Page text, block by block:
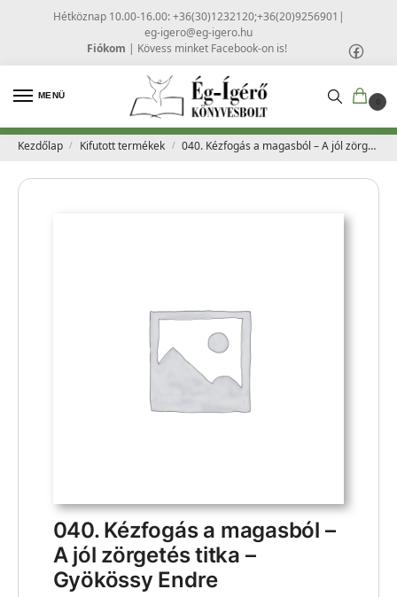
Hétköznap 10.00-16.00: +36(30)1232120;+36(20)9256901 |
eg-igero@eg-igero.hu
Fiókom | Kövess minket Facebook-on is!
MENÜ
0
Kezdőlap / Kifutott termékek / 040. Kézfogás a magasból – A jól zörgetés titka – Gyökössy Endre
040. Kézfogás a magasból –
A jól zörgetés titka –
Gyökössy Endre